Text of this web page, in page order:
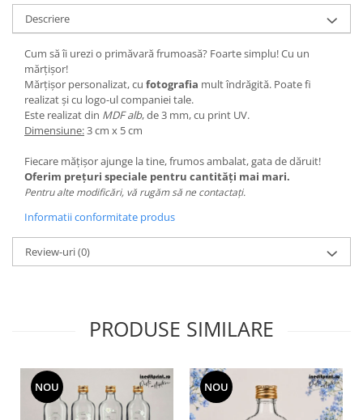
Paste
Alte evenimente
Ilustratii
Nunta
Domnisoara / Domnisor
Sporturi
Porumbei
Diverse
Maghiara
Diverse
Toppere Flori
Descriere
Cum să îi urezi o primăvară frumoasă? Foarte simplu! Cu un
mărțișor!
Mărțișor personalizat, cu fotografia mult îndrăgită. Poate fi
realizat și cu logo-ul companiei tale.
Este realizat din MDF alb, de 3 mm, cu print UV.
Dimensiune:3 cm x 5 cm
Fiecare mățișor ajunge la tine, frumos ambalat, gata de dăruit!
Oferim prețuri speciale pentru cantități mai mari.
Pentru alte modificări, vă rugăm să ne contactați.
Informatii conformitate produs
Review-uri(0)
PRODUSE SIMILARE
NOU NOU